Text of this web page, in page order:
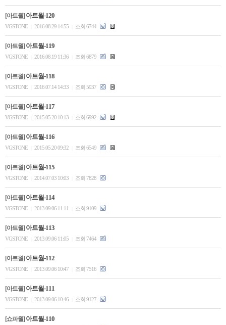
[아트월] 아트월-120
VGSTONE 2016.08.29 14:55 조회 6744
[아트월] 아트월-119
VGSTONE 2016.08.19 11:36 조회 6879
[아트월] 아트월-118
VGSTONE 2016.07.14 14:33 조회 5937
[아트월] 아트월-117
VGSTONE 2015.05.20 10:13 조회 6992
[아트월] 아트월-116
VGSTONE 2015.05.20 09:32 조회 6549
[아트월] 아트월-115
VGSTONE 2014.07.03 10:03 조회 7828
[아트월] 아트월-114
VGSTONE 2013.09.06 11:11 조회 9109
[아트월] 아트월-113
VGSTONE 2013.09.06 11:05 조회 7464
[아트월] 아트월-112
VGSTONE 2013.09.06 10:47 조회 7516
[아트월] 아트월-111
VGSTONE 2013.09.06 10:46 조회 9127
[쇼파월] 아트월-110